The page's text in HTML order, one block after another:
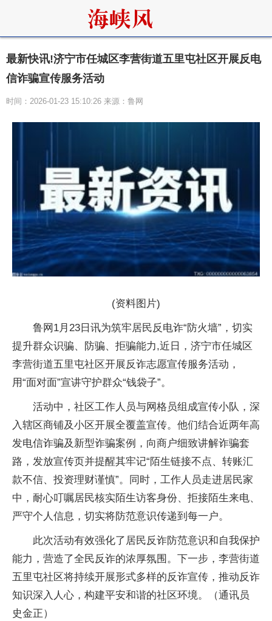
最新快讯!济宁市任城区李营街道五里屯社区开展反电
信诈骗宣传服务活动
时间：2026-01-23 15:10:26 来源：鲁网
(资料图片)
鲁网1月23日讯为筑牢居民反电诈“防火墙”，切实
提升群众识骗、防骗、拒骗能力,近日，济宁市任城区
李营街道五里屯社区开展反诈志愿宣传服务活动，
用“面对面”宣讲守护群众“钱袋子”。
活动中，社区工作人员与网格员组成宣传小队，深
入辖区商铺及小区开展全覆盖宣传。他们结合近两年高
发电信诈骗及新型诈骗案例，向商户细致讲解诈骗套
路，发放宣传页并提醒其牢记“陌生链接不点、转账汇
款不信、投资理财谨慎”。同时，工作人员走进居民家
中，耐心叮嘱居民核实陌生访客身份、拒接陌生来电、
严守个人信息，切实将防范意识传递到每一户。
此次活动有效强化了居民反诈防范意识和自我保护
能力，营造了全民反诈的浓厚氛围。下一步，李营街道
五里屯社区将持续开展形式多样的反诈宣传，推动反诈
知识深入人心，构建平安和谐的社区环境。（通讯员
史金正）